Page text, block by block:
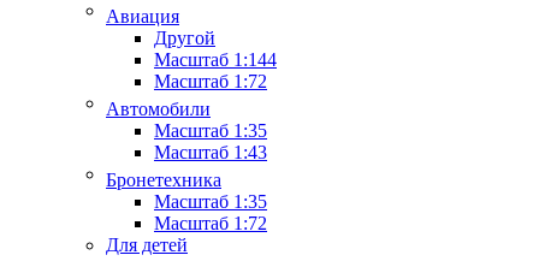
Авиация
Другой
Масштаб 1:144
Масштаб 1:72
Автомобили
Масштаб 1:35
Масштаб 1:43
Бронетехника
Масштаб 1:35
Масштаб 1:72
Для детей